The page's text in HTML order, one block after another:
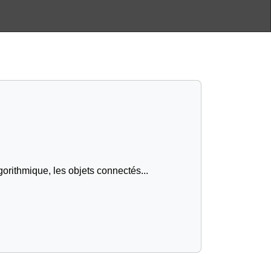
les objets connectés...